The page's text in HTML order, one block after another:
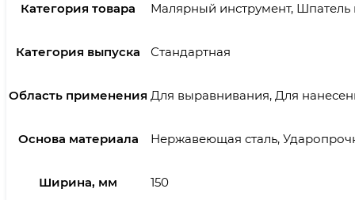
Категория товара Малярный инструмент,
Категория выпуска Стандартная
Область применения Для выравнивания, Для
Основа материала Нержавеющая сталь,
Ширина, мм 150